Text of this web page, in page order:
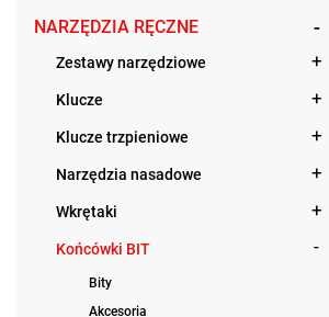
NARZĘDZIA RĘCZNE
Zestawy narzędziowe
Klucze
Klucze trzpieniowe
Narzędzia nasadowe
Wkrętaki
Końcówki BIT
Bity
Akcesoria